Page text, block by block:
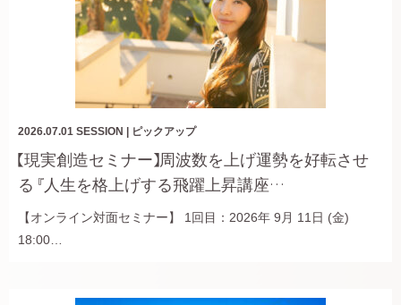
2026.07.01 SESSION ピックアップ
【現実創造セミナー】周波数を上げ運勢を好転させ
る 『人生を格上げする飛躍上昇講座…
【オンライン対面セミナー】 1回目：2026年 9月 11日 (金)
18:00…